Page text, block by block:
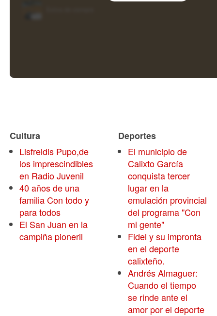
Cultura
Lisfreidis Pupo,de
los imprescindibles
en Radio Juvenil
40 años de una
familia Con todo y
para todos
El San Juan en la
campiña pioneril
Deportes
El municipio de
Calixto García
conquista tercer
lugar en la
emulación provincial
del programa "Con
mi gente"
Fidel y su impronta
en el deporte
calixteño.
Andrés Almaguer:
Cuando el tiempo
se rinde ante el
amor por el deporte